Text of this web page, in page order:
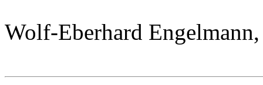
Wolf-Eberhard